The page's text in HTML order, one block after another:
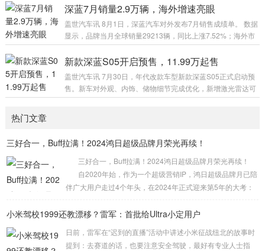
售价尚...
也是小米在SU7、YU7纯电序列之外，开辟的全新战场。 从产
里程焦虑，用英伟达Thor芯片加双激光雷达的满配智驾硬件拉
高智能化门槛，再配合小米生态的多屏联动体验，试图在30万
相当成熟的...
深蓝7月销量2.9万辆，海外增速亮眼
盖世汽车讯 8月1日，深蓝汽车对外发布7月销售成绩单。 数据
显示，品牌当月全球销量29213辆，同比上涨7.52%；海外市
场环比增长22.87%。截至7月末，深蓝全球累计销量突破91万
辆，距离年度百万用户门槛越来越近。 拉长时间维度来看，今
8%；其中海外交付44508辆，同比大涨87.48%，海外市场增
长速度大幅跑赢大盘，出海成效持续显现。 图片来源：深蓝 车
新款深蓝S05开启预售，11.99万起售
盖世汽车讯 7月30日，年代改款车型新款深蓝S05正式启动预
售。新车对外观、内饰、储物细节完成优化，新增激光雷达可
选，官方同步放出五款纯电车型预售定价以及三款个性化选装
雷达版本，激光雷达车型售价适度上浮，以此区分高阶智驾配
置。预售周期内，用户缴纳1000元意向金可抵扣2000元购车
款，是本次预...
热门文章
​三好合一，Buff拉满！2024鸿日超级品牌月荣光再续！
三好合一，Buff拉满！2024鸿日超级品牌月荣光再续！
自2020年始，作为一个超级营销IP，鸿日超级品牌月已陪
伴广大用户走过4个年头，在2024年正式迎来第5年的大考：
多的人开好车？面对这一系列的难题与挑战，2024鸿日超级
小米驾校1999还教漂移？雷军：首批给Ultra小定用户
日前，雷军在“迟到的直播”活动中讲述小米征战纽北的故事时
提到：去赛道的话，也要注意安全驾驶，最好有专业人士指